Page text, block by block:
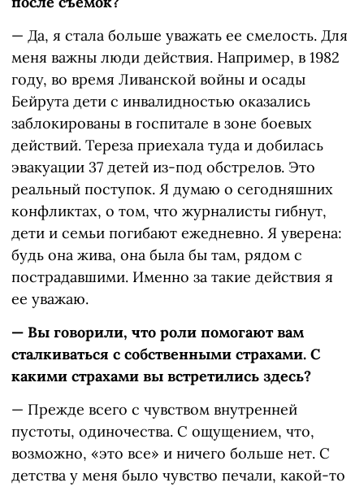
— Да, я стала больше уважать ее смелость. Для
меня важны люди действия. Например, в 1982
году, во время Ливанской войны и осады
Бейрута дети с инвалидностью оказались
заблокированы в госпитале в зоне боевых
действий. Тереза приехала туда и добилась
эвакуации 37 детей из-под обстрелов. Это
реальный поступок. Я думаю о сегодняшних
конфликтах, о том, что журналисты гибнут,
дети и семьи погибают ежедневно. Я уверена:
будь она жива, она была бы там, рядом с
пострадавшими. Именно за такие действия я
ее уважаю.
— Вы говорили, что роли помогают вам
сталкиваться с собственными страхами. С
какими страхами вы встретились здесь?
— Прежде всего с чувством внутренней
пустоты, одиночества. С ощущением, что,
возможно, «это все» и ничего больше нет. С
детства у меня было чувство печали, какой-то